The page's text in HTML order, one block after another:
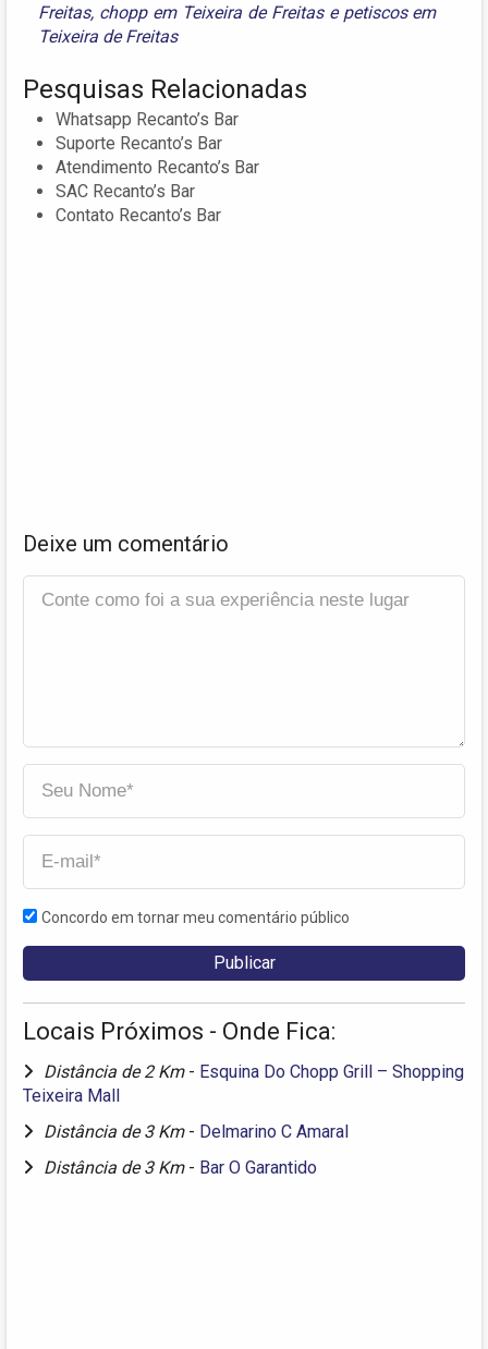
Freitas, chopp em Teixeira de Freitase petiscos em
Teixeira de Freitas
Pesquisas Relacionadas
Whatsapp Recanto’s Bar
Suporte Recanto’s Bar
Atendimento Recanto’s Bar
SAC Recanto’s Bar
Contato Recanto’s Bar
Deixe um comentário
Concordo em tornar meu comentário público
Locais Próximos - Onde Fica:
Distância de 2 Km - Esquina Do Chopp Grill – Shopping
Teixeira Mall
Distância de 3 Km - Delmarino C Amaral
Distância de 3 Km - Bar O Garantido